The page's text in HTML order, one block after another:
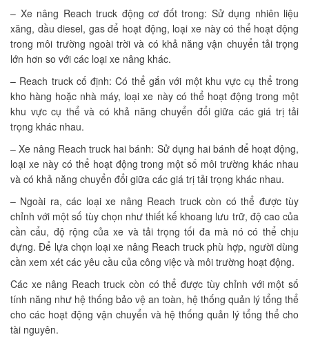
– Xe nâng Reach truck động cơ đốt trong: Sử dụng nhiên liệu
xăng, dầu diesel, gas để hoạt động, loại xe này có thể hoạt động
trong môi trường ngoài trời và có khả năng vận chuyển tải trọng
lớn hơn so với các loại xe nâng khác.
– Reach truck cố định: Có thể gắn với một khu vực cụ thể trong
kho hàng hoặc nhà máy, loại xe này có thể hoạt động trong một
khu vực cụ thể và có khả năng chuyển đổi giữa các giá trị tải
trọng khác nhau.
– Xe nâng Reach truck hai bánh: Sử dụng hai bánh để hoạt động,
loại xe này có thể hoạt động trong một số môi trường khác nhau
và có khả năng chuyển đổi giữa các giá trị tải trọng khác nhau.
– Ngoài ra, các loại xe nâng Reach truck còn có thể được tùy
chỉnh với một số tùy chọn như thiết kế khoang lưu trữ, độ cao của
cần cẩu, độ rộng của xe và tải trọng tối đa mà nó có thể chịu
đựng. Để lựa chọn loại xe nâng Reach truck phù hợp, người dùng
cần xem xét các yêu cầu của công việc và môi trường hoạt động.
Các xe nâng Reach truck còn có thể được tùy chỉnh với một số
tính năng như hệ thống bảo vệ an toàn, hệ thống quản lý tổng thể
cho các hoạt động vận chuyển và hệ thống quản lý tổng thể cho
tài nguyên.